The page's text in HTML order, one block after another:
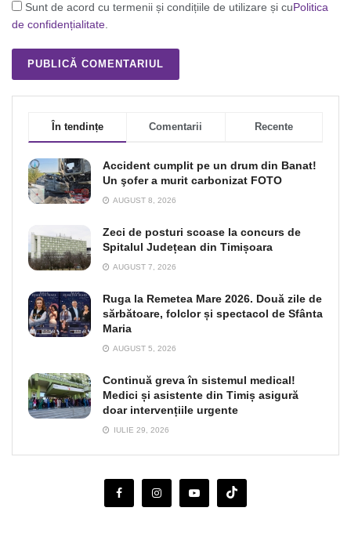
Sunt de acord cu termenii și condițiile de utilizare și cuPolitica
de confidențialitate.
În tendințe Comentarii Recente
Accident cumplit pe un drum din Banat!
Un şofer a murit carbonizat FOTO
AUGUST 8, 2026
Zeci de posturi scoase la concurs de
Spitalul Județean din Timișoara
AUGUST 7, 2026
Ruga la Remetea Mare 2026. Două zile de
sărbătoare, folclor și spectacol de Sfânta
Maria
AUGUST 5, 2026
Continuă greva în sistemul medical!
Medici și asistente din Timiș asigură
doar intervențiile urgente
IULIE 29, 2026